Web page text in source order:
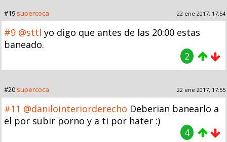
#19 supercoca 22 ene 2017, 17:54
#9 @sttl yo digo que antes de las 20:00 estas
baneado.
2
#20 supercoca 22 ene 2017, 17:55
#11 @danilointeriorderecho Deberian banearlo a
el por subir porno y a ti por hater :)
4